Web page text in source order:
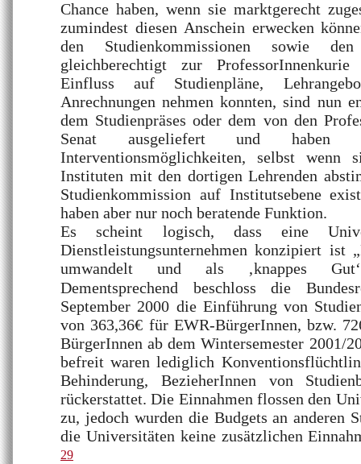
Chance haben, wenn sie marktgerecht
zumindest diesen Anschein erwecken
den Studienkommissionen sowie den
gleichberechtigt zur
Einfluss auf Studienpläne,
Anrechnungen nehmen konnten, sind nun
dem Studienpräses oder dem von den
Senat ausgeliefert und haben
Interventionsmöglichkeiten, selbst wenn
Instituten mit den dortigen Lehrenden
Studienkommission auf Institutsebene
haben aber nur noch beratende Funktion.
Es scheint logisch, dass eine
Dienstleistungsunternehmen konzipiert
umwandelt und als ‚knappes
Dementsprechend beschloss die
September 2000 die Einführung von
von 363,36€ für EWR-BürgerInnen, bzw.
BürgerInnen ab dem Wintersemester 2001/
befreit waren lediglich
Behinderung, BezieherInnen von
rückerstattet. Die Einnahmen flossen den
zu, jedoch wurden die Budgets an anderen
die Universitäten keine zusätzlichen
29